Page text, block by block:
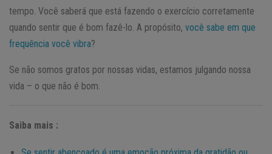
tempo. Você saberá que está fazendo o exercício corretamente
quando sentir que é bom fazê-lo. A propósito, você sabe em que
frequência você vibra?
Se não somos gratos por nossas vidas, estamos julgando nossa
vida – o que não é bom.
Saiba mais :